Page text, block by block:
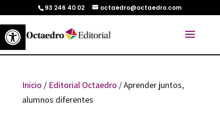
Abrir barra de herramientas
93 246 40 02 octaedro@octaedro.com
Inicio / Editorial Octaedro / Aprender juntos,
alumnos diferentes